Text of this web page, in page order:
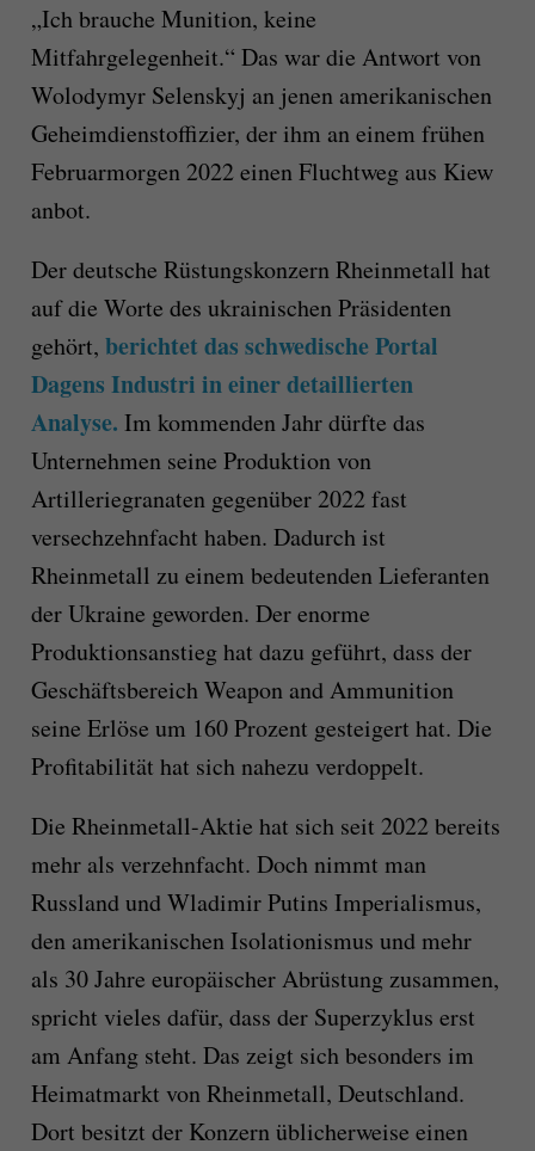
„Ich brauche Munition, keine
Mitfahrgelegenheit.“ Das war die Antwort von
Wolodymyr Selenskyj an jenen amerikanischen
Geheimdienstoffizier, der ihm an einem frühen
Februarmorgen 2022 einen Fluchtweg aus Kiew
anbot.
Der deutsche Rüstungskonzern Rheinmetall hat
auf die Worte des ukrainischen Präsidenten
gehört, berichtet das schwedische Portal
Dagens Industri in einer detaillierten
Analyse. Im kommenden Jahr dürfte das
Unternehmen seine Produktion von
Artilleriegranaten gegenüber 2022 fast
versechzehnfacht haben. Dadurch ist
Rheinmetall zu einem bedeutenden Lieferanten
der Ukraine geworden. Der enorme
Produktionsanstieg hat dazu geführt, dass der
Geschäftsbereich Weapon and Ammunition
seine Erlöse um 160 Prozent gesteigert hat. Die
Profitabilität hat sich nahezu verdoppelt.
Die Rheinmetall-Aktie hat sich seit 2022 bereits
mehr als verzehnfacht. Doch nimmt man
Russland und Wladimir Putins Imperialismus,
den amerikanischen Isolationismus und mehr
als 30 Jahre europäischer Abrüstung zusammen,
spricht vieles dafür, dass der Superzyklus erst
am Anfang steht. Das zeigt sich besonders im
Heimatmarkt von Rheinmetall, Deutschland.
Dort besitzt der Konzern üblicherweise einen